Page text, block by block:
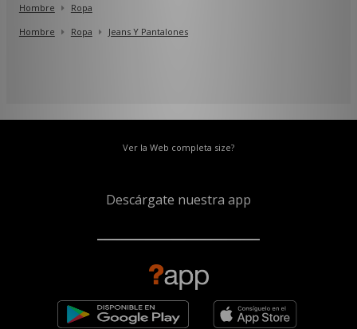
Hombre
Ropa
Hombre
Ropa Jeans Y Pantalones
Ver la Web completa size?
Descárgate nuestra app